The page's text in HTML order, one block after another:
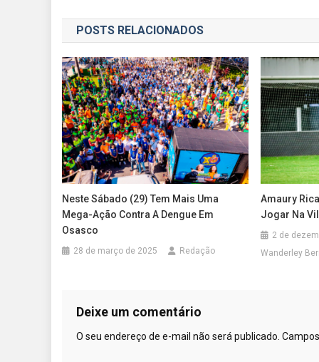
de
Post
POSTS RELACIONADOS
Neste Sábado (29) Tem Mais Uma
Mega-Ação Contra A Dengue Em
Osasco
28 de março de 2025 Redação
Amaury
Jogar Na
2 de
Wanderley
Deixe um comentário
O seu endereço de e-mail não será publicado.